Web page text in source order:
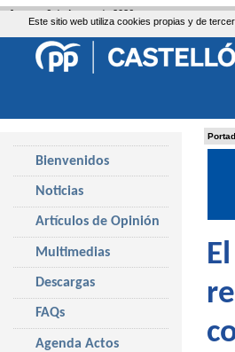
Este sitio web utiliza cookies propias y de
Bienvenidos
Noticias
Artículos de Opinión
Multimedias
Descargas
FAQs
Agenda Actos
Jueves, 6 de Agosto de 2026